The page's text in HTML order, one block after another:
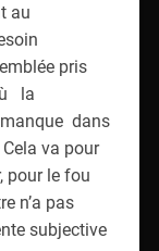
au
pris
la
dans
va pour
pour le fou
n’a pas
subjective